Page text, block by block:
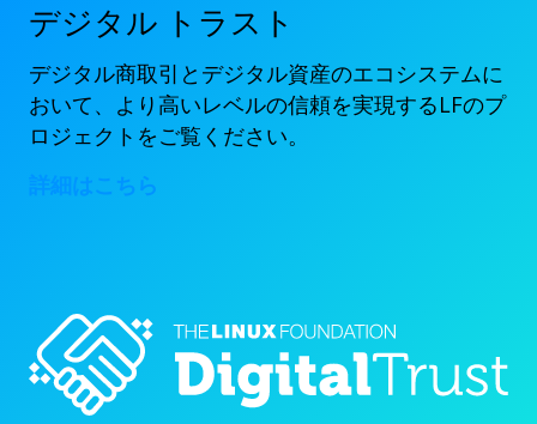
デジタル トラスト
デジタル商取引とデジタル資産のエコシステムに
おいて、より高いレベルの信頼を実現するLFのプ
ロジェクトをご覧ください。
詳細はこちら